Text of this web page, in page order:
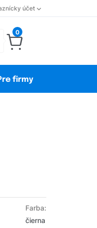
účet
0
firmy
Farba:
čierna